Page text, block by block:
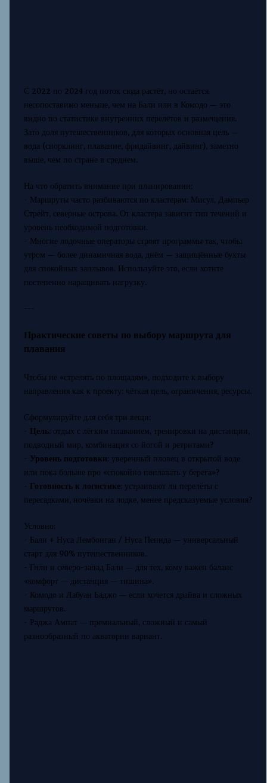
С 2022 по 2024 год поток сюда растёт, но остаётся
несопоставимо меньше, чем на Бали или в Комодо — это
видно по статистике внутренних перелётов и размещения.
Зато доля путешественников, для которых основная цель —
вода (снорклинг, плавание, фридайвинг, дайвинг), заметно
выше, чем по стране в среднем.
На что обратить внимание при планировании:
- Маршруты часто разбиваются по кластерам: Мисул, Дампьер
Стрейт, северные острова. От кластера зависит тип течений и
уровень необходимой подготовки.
- Многие лодочные операторы строят программы так, чтобы
утром — более динамичная вода, днём — защищённые бухты
для спокойных заплывов. Используйте это, если хотите
постепенно наращивать нагрузку.
---
Практические советы по выбору маршрута для
плавания
Чтобы не «стрелять по площадям», подходите к выбору
направления как к проекту: чёткая цель, ограничения, ресурсы.
Сформулируйте для себя три вещи:
- Цель: отдых с лёгким плаванием, тренировки на дистанции,
подводный мир, комбинация со йогой и ретритами?
- Уровень подготовки: уверенный пловец в открытой воде
или пока больше про «спокойно поплавать у берега»?
- Готовность к логистике: устраивают ли перелёты с
пересадками, ночёвки на лодке, менее предсказуемые условия?
Условно:
- Бали + Нуса Лембонган / Нуса Пенида — универсальный
старт для 90% путешественников.
- Гили и северо-запад Бали — для тех, кому важен баланс
«комфорт — дистанция — тишина».
- Комодо и Лабуан Баджо — если хочется драйва и сложных
маршрутов.
- Раджа Ампат — премиальный, сложный и самый
разнообразный по акватории вариант.